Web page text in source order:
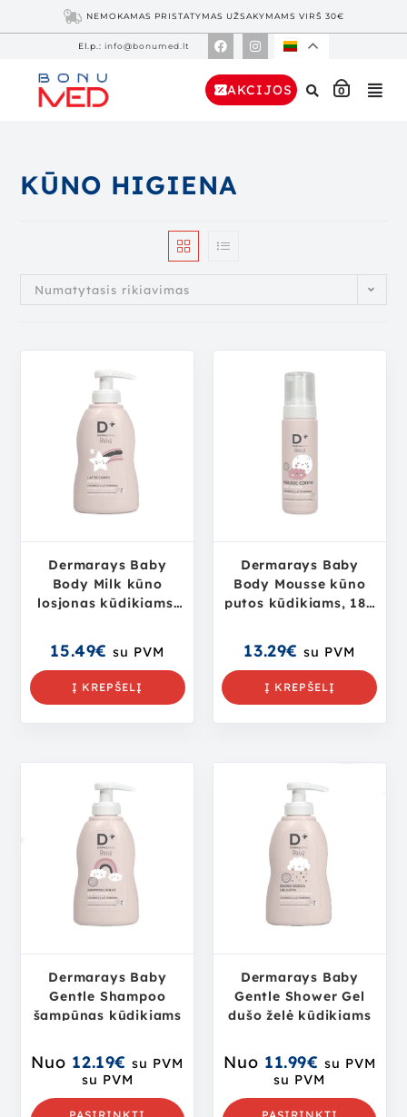
NEMOKAMAS PRISTATYMAS UŽSAKYMAMS VIRŠ 30€
El.p.: info@bonumed.lt
AKCIJOS 0
KŪNO HIGIENA
Numatytasis rikiavimas
Dermarays Baby
Body Milk kūno
losjonas kūdikiams,
15.49€ su PVM
Į KREPŠELĮ
Dermarays Baby
Body Mousse kūno
putos kūdikiams, 180
13.29€ su PVM
Į KREPŠELĮ
Dermarays Baby
Gentle Shampoo
šampūnas kūdikiams
Nuo 12.19€ su PVM
su PVM
Dermarays Baby
Gentle Shower Gel
dušo želė kūdikiams
Nuo 11.99€ su PVM
su PVM